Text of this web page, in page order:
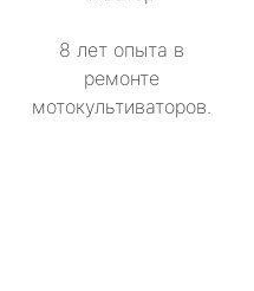
8 лет опыта в
ремонте
мотокультиваторов.